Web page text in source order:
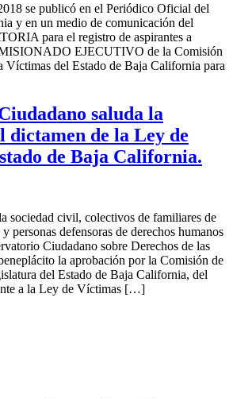
se publicó en el Periódico Oficial del
y en un medio de comunicación del
para el registro de aspirantes a
EJECUTIVO de la Comisión
Víctimas del Estado de Baja California para
saluda la
dictamen de la Ley de
de Baja California.
sociedad civil, colectivos de familiares de
personas defensoras de derechos humanos
Ciudadano sobre Derechos de las
la aprobación por la Comisión de
del Estado de Baja California, del
a la Ley de Víctimas […]